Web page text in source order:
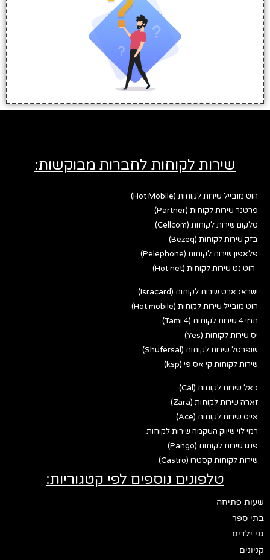
שירות לקוחות לחברות מבוקשות:
הוט מובייל שירות לקוחות (Hot Mobile)
פרטנר שירות לקוחות (Partner)
סלקום שירות לקוחות (Cellcom)
בזק שירות לקוחות (Bezeq)
פלאפון שירות לקוחות (Pelephone)
הוט נט שירות לקוחות (Hot net)
ישראכארט שירות לקוחות (Isracard)
הוט מובייל שירות לקוחות (Hot mobile)
תמי 4 שירות לקוחות (Tami 4)
יס שירות לקוחות (Yes)
שופרסל שירות לקוחות (Shufersal)
שירות לקוחות קי אס פי (ksp)
כאל שירות לקוחות (Cal)
זארה שירות לקוחות (Zara)
אייס שירות לקוחות (Ace)
רמי לוי שיווק השקמה שירות לקוחות
פנגו שירות לקוחות (Pango)
שירות לקוחות קסטרו (Castro)
טלפונים נוספים לפי קטגוריות:
שעות פתיחה
בתי ספר
גני ילדים
קניונים